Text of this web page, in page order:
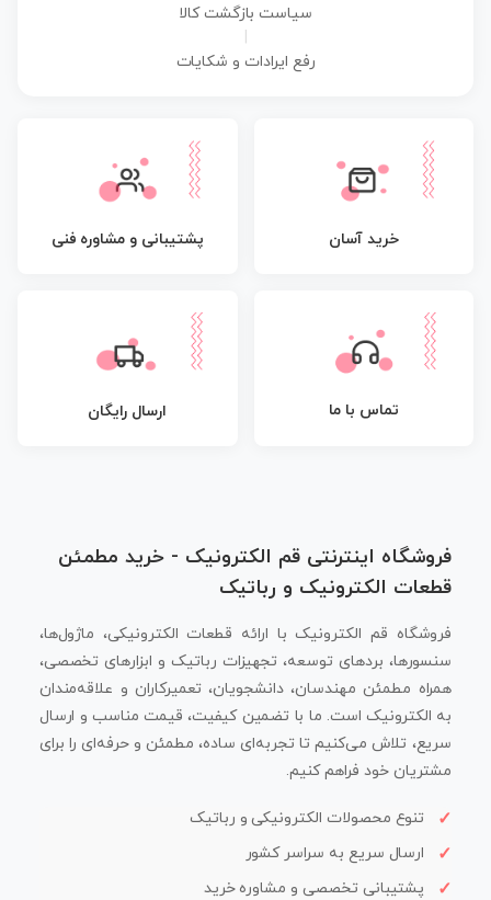
سیاست بازگشت کالا
رفع ایرادات و شکایات
خرید آسان پشتیبانی و مشاوره فنی
تماس با ما ارسال رایگان
فروشگاه اینترنتی قم الکترونیک - خرید مطمئن
قطعات الکترونیک و رباتیک
فروشگاه قم الکترونیک با ارائه قطعات الکترونیکی، ماژول‌ها،
سنسورها، بردهای توسعه، تجهیزات رباتیک و ابزارهای تخصصی،
همراه مطمئن مهندسان، دانشجویان، تعمیرکاران و علاقه‌مندان
به الکترونیک است. ما با تضمین کیفیت، قیمت مناسب و ارسال
سریع، تلاش می‌کنیم تا تجربه‌ای ساده، مطمئن و حرفه‌ای را برای
مشتریان خود فراهم کنیم.
تنوع محصولات الکترونیکی و رباتیک
ارسال سریع به سراسر کشور
پشتیبانی تخصصی و مشاوره خرید